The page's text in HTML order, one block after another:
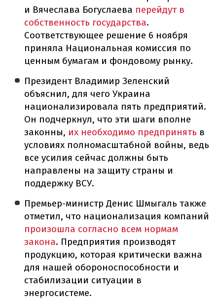
и Вячеслава Богуслаева перейдут в
собственность государства.
Соответствующее решение 6 ноября
приняла Национальная комиссия по
ценным бумагам и фондовому рынку.
Президент Владимир Зеленский
объяснил, для чего Украина
национализировала пять предприятий.
Он подчеркнул, что эти шаги вполне
законны, их необходимо предпринять в
условиях полномасштабной войны, ведь
все усилия сейчас должны быть
направлены на защиту страны и
поддержку ВСУ.
Премьер-министр Денис Шмыгаль также
отметил, что национализация компаний
произошла согласно всем нормам
закона. Предприятия производят
продукцию, которая критически важна
для нашей обороноспособности и
стабилизации ситуации в
энергосистеме.